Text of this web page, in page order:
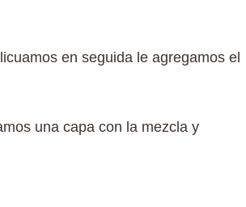
en seguida le agregamos el
una capa con la mezcla y